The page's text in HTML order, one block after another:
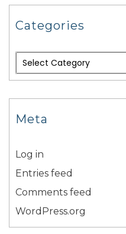
Categories
Meta
Log in
Entries feed
Comments feed
WordPress.org